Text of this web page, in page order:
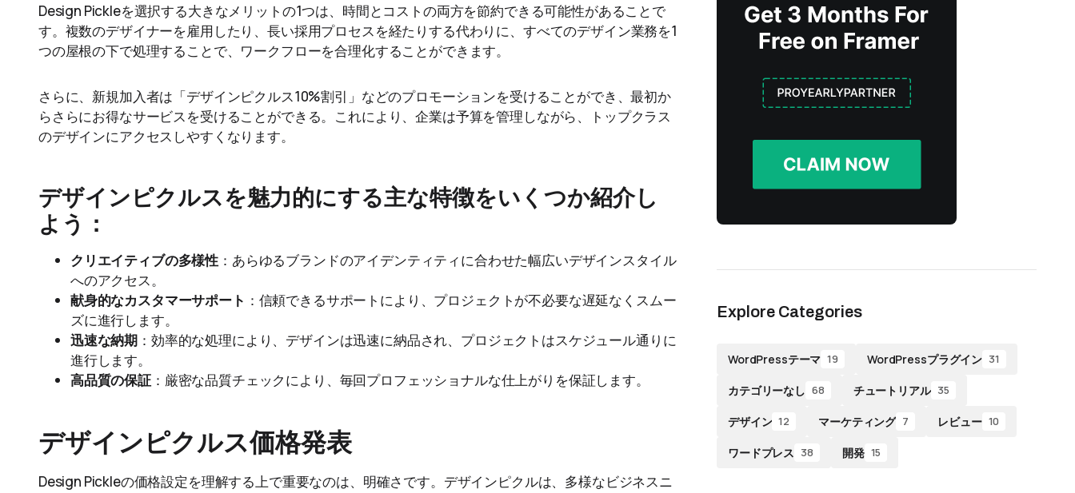
Design Pickleを選択する大きなメリットの1つは、時間とコストの両方を節約できる可能性があることで
す。複数のデザイナーを雇用したり、長い採用プロセスを経たりする代わりに、すべてのデザイン業務を1
つの屋根の下で処理することで、ワークフローを合理化することができます。
さらに、新規加入者は「デザインピクルス10%割引」などのプロモーションを受けることができ、最初か
らさらにお得なサービスを受けることができる。これにより、企業は予算を管理しながら、トップクラス
のデザインにアクセスしやすくなります。
デザインピクルスを魅力的にする主な特徴をいくつか紹介し
よう：
クリエイティブの多様性 ：あらゆるブランドのアイデンティティに合わせた幅広いデザインスタイル
へのアクセス。
献身的なカスタマーサポート ：信頼できるサポートにより、プロジェクトが不必要な遅延なくスムー
ズに進行します。
迅速な納期 ：効率的な処理により、デザインは迅速に納品され、プロジェクトはスケジュール通りに
進行します。
高品質の保証：厳密な品質チェックにより、毎回プロフェッショナルな仕上がりを保証します。
デザインピクルス価格発表
Design Pickleの価格設定を理解する上で重要なのは、明確さです。デザインピクルは、多様なビジネスニ
Explore Categories
WordPressテーマ 19 WordPressプラグイン 31
カテゴリーなし 68 チュートリアル 35
デザイン 12 マーケティング 7 レビュー 10
ワードプレス 38 開発 15